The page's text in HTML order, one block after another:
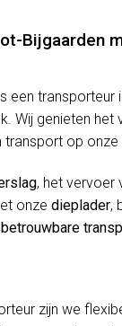
Bijgaarden
een
Wij genieten
op onze
, het vervoer
onzedieplader,
betrouwbare
zijn we